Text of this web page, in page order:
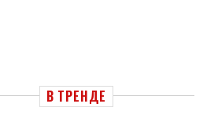
В ТРЕНДЕ